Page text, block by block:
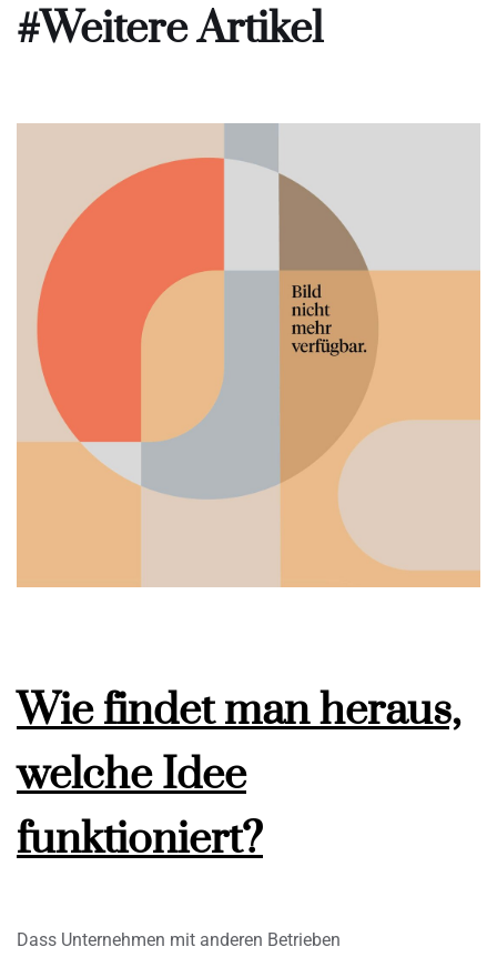
#Weitere Artikel
Wie findet man heraus,
welche Idee
funktioniert?
Dass Unternehmen mit anderen Betrieben